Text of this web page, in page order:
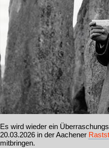
Es wird wieder ein
20.03.2026 in der Aachener
mitbringen.